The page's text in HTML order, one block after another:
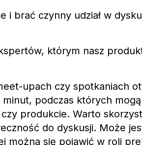
i brać czynny udział w
którym nasz
upach czy spotkaniach
podczas których
produkcie. Warto
do dyskusji. Może
można się pojawić w roli